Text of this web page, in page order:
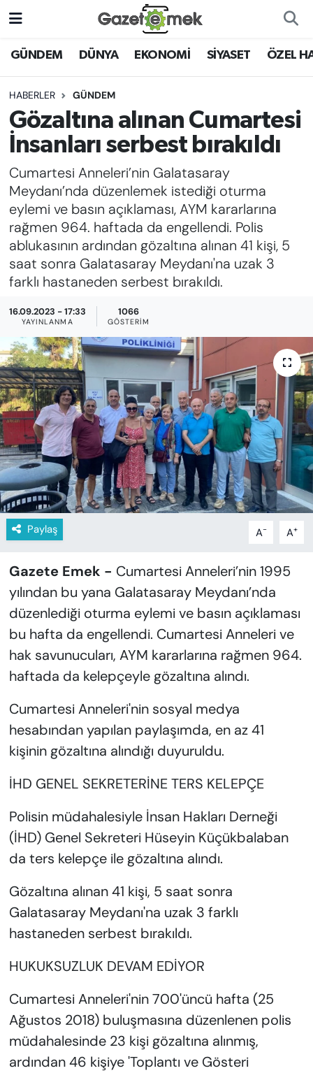
GÜNDEM DÜNYA EKONOMİ SİYASET ÖZEL
HABERLER GÜNDEM
Gözaltına alınan Cumartesi
İnsanları serbest bırakıldı
Cumartesi Anneleri’nin Galatasaray
Meydanı’nda düzenlemek istediği oturma
eylemi ve basın açıklaması, AYM kararlarına
rağmen 964. haftada da engellendi. Polis
ablukasının ardından gözaltına alınan 41 kişi, 5
saat sonra Galatasaray Meydanı'na uzak 3
farklı hastaneden serbest bırakıldı.
16.09.2023 - 17:33
YAYINLANMA
1066
GÖSTERIM
Paylaş A- A+
Gazete Emek - Cumartesi Anneleri’nin 1995
yılından bu yana Galatasaray Meydanı’nda
düzenlediği oturma eylemi ve basın açıklaması
bu hafta da engellendi. Cumartesi Anneleri ve
hak savunucuları, AYM kararlarına rağmen 964.
haftada da kelepçeyle gözaltına alındı.
Cumartesi Anneleri'nin sosyal medya
hesabından yapılan paylaşımda, en az 41
kişinin gözaltına alındığı duyuruldu.
İHD GENEL SEKRETERİNE TERS KELEPÇE
Polisin müdahalesiyle İnsan Hakları Derneği
(İHD) Genel Sekreteri Hüseyin Küçükbalaban
da ters kelepçe ile gözaltına alındı.
Gözaltına alınan 41 kişi, 5 saat sonra
Galatasaray Meydanı'na uzak 3 farklı
hastaneden serbest bırakıldı.
HUKUKSUZLUK DEVAM EDİYOR
Cumartesi Anneleri'nin 700'üncü hafta (25
Ağustos 2018) buluşmasına düzenlenen polis
müdahalesinde 23 kişi gözaltına alınmış,
ardından 46 kişiye 'Toplantı ve Gösteri
DÜNYA
EKONOMİ
EMEK HABERLERİ
GAZETECİLİĞİNİ GELİŞTİRMEK
FAYDALI BİLGİLER
GÜNDEM
EĞİTİM
KADIN
SAĞLIK
SPOR
KÜLTÜR-SANAT
MAGAZİN
ÖZEL HABER
YAZAR KÖŞESİ
SİYASET
VAN VE DİYARBAKIR HABERLERİ
Nöbetçi Eczaneler
Hava Durumu
İstanbul Namaz Vakitleri
Süper Lig Puan Durumu ve Fikstür
Tüm Manşetler
Son Dakika Haberleri
Haber Arşivi